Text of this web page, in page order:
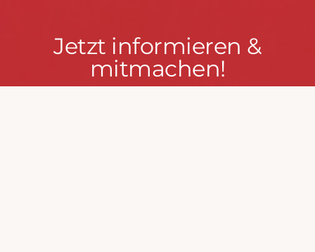
Jetzt
informieren
&
Jetzt informieren &
mitmachen!